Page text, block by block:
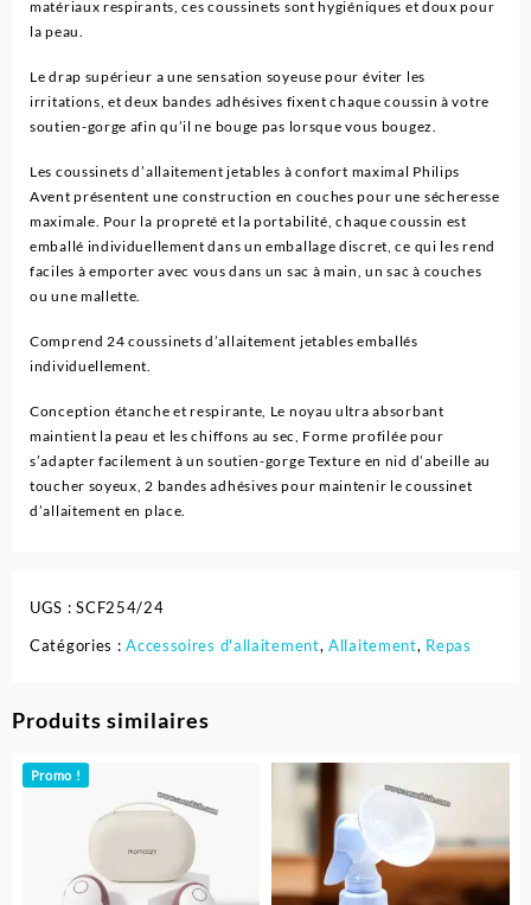
matériaux respirants, ces coussinets sont hygiéniques et doux pour
la peau.
Le drap supérieur a une sensation soyeuse pour éviter les
irritations, et deux bandes adhésives fixent chaque coussin à votre
soutien-gorge afin qu’il ne bouge pas lorsque vous bougez.
Les coussinets d’allaitement jetables à confort maximal Philips
Avent présentent une construction en couches pour une sécheresse
maximale. Pour la propreté et la portabilité, chaque coussin est
emballé individuellement dans un emballage discret, ce qui les rend
faciles à emporter avec vous dans un sac à main, un sac à couches
ou une mallette.
Comprend 24 coussinets d’allaitement jetables emballés
individuellement.
Conception étanche et respirante, Le noyau ultra absorbant
maintient la peau et les chiffons au sec, Forme profilée pour
s’adapter facilement à un soutien-gorge Texture en nid d’abeille au
toucher soyeux, 2 bandes adhésives pour maintenir le coussinet
d’allaitement en place.
UGS :SCF254/24
Catégories :Accessoires d'allaitement,Allaitement, Repas
Produits similaires
Promo !